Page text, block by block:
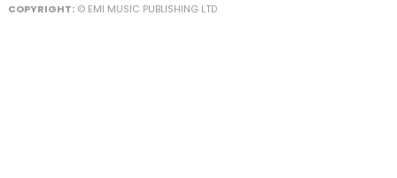
COPYRIGHT:© EMI MUSIC PUBLISHING LTD